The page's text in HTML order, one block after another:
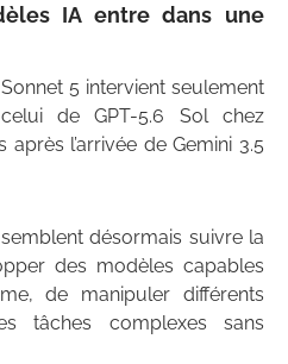
IA entre dans une
5 intervient seulement
de GPT-5.6 Sol chez
l’arrivée de Gemini 3.5
désormais suivre la
des modèles capables
de manipuler différents
tâches complexes sans